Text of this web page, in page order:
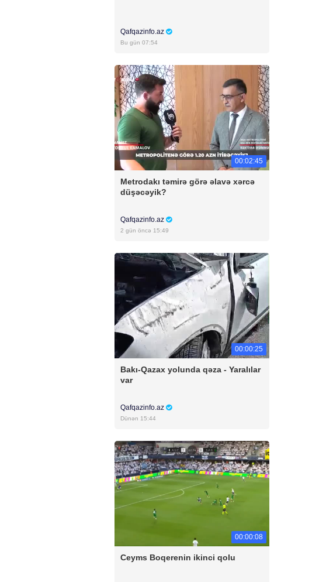
Qafqazinfo.az
Bu gün 07:54
00:02:45
Metrodakı təmirə görə əlavə xərcə
düşəcəyik?
Qafqazinfo.az
2 gün öncə 15:49
00:00:25
Bakı-Qazax yolunda qəza - Yaralılar
var
Qafqazinfo.az
Dünən 15:44
00:00:08
Ceyms Boqerenin ikinci qolu